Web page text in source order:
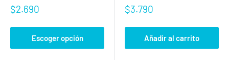
Precio
venta
$2.690
Escoger opción
Precio
venta
$3.790
Añadir al carrito